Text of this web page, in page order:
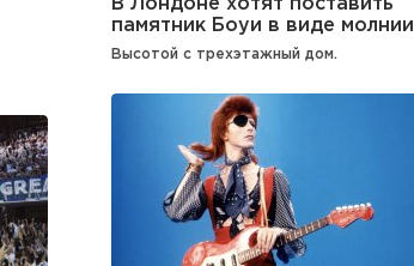
В Лондоне хотят поставить
памятник Боуи в виде молнии
Высотой с трехэтажный дом.